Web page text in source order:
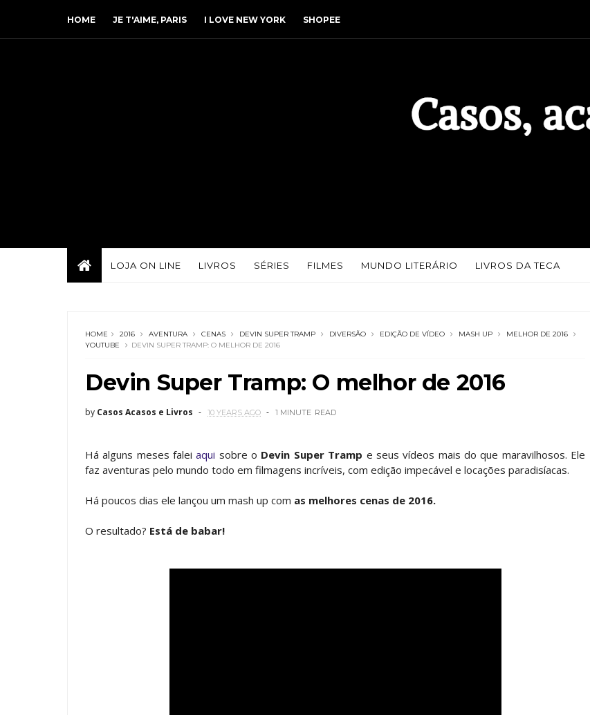
HOME JE T'AIME, PARIS I LOVE NEW YORK SHOPEE
LOJA ON LINE LIVROS SÉRIES FILMES MUNDO LITERÁRIO LIVROS DA TECA
HOME 2016 AVENTURA CENAS DEVIN SUPER TRAMP DIVERSÃO EDIÇÃO DE VÍDEO MASH UP
MELHOR DE 2016
YOUTUBE
DEVIN SUPER TRAMP: O MELHOR DE 2016
Devin Super Tramp: O melhor de 2016
by Casos Acasos e Livros 10 YEARS AGO 1 MINUTE READ
Há alguns meses faleiaqui sobre o Devin Super Tramp e seus vídeos mais do que maravilhosos. Ele
faz aventuras pelo mundo todo em filmagens incríveis, com edição impecável e locações paradisíacas.
Há poucos dias ele lançou um mash up com as melhores cenas de 2016.
O resultado? Está de babar!